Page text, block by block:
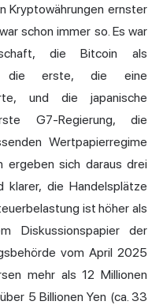
Kryptowährungen ernster
schon immer so. Es war
die Bitcoin als
die erste, die eine
und die japanische
G7-Regierung, die
Wertpapierregime
ergeben sich daraus drei
klarer, die Handelsplätze
ist höher als
Diskussionspapier der
vom April 2025
mehr als 12 Millionen
5 Billionen Yen (ca. 33